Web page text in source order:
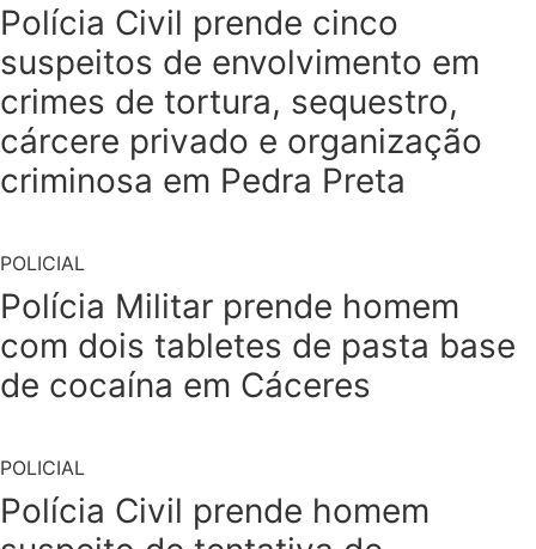
Polícia Civil prende cinco
suspeitos de envolvimento em
crimes de tortura, sequestro,
cárcere privado e organização
criminosa em Pedra Preta
POLICIAL
Polícia Militar prende homem
com dois tabletes de pasta base
de cocaína em Cáceres
POLICIAL
Polícia Civil prende homem